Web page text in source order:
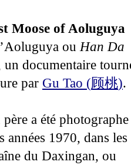
Moose of Aoluguya
ou Han Da
un documentaire
par Gu Tao (顾桃).
père a été
années 1970, dans les
du Daxingan, ou